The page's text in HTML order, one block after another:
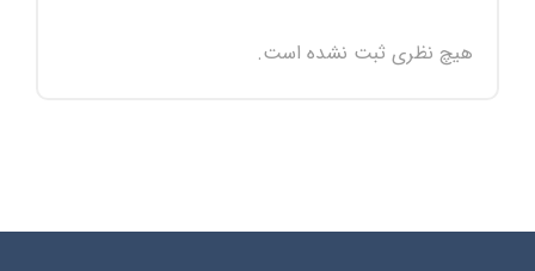
هیچ نظری ثبت نشده است.